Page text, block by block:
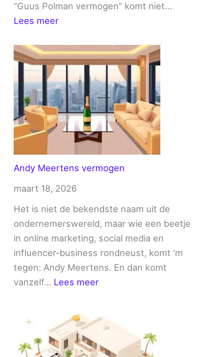
“Guus Polman vermogen” komt niet…
Lees meer:
Polman
vermogen
Andy Meertens vermogen
maart 18, 2026
Het is niet de bekendste naam uit de
ondernemerswereld, maar wie een beetje
in online marketing, social media en
influencer-business rondneust, komt ‘m
tegen: Andy Meertens. En dan komt
vanzelf… Lees meer:
vermogen